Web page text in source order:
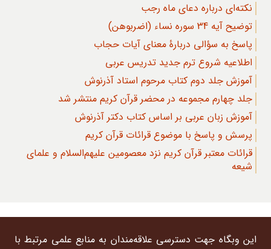
نکته‌ای درباره دعای ماه رجب
توضیح آیه 34 سوره نساء (اضربوهن)
پاسخ به سؤالی دربارۀ معنای آیات حجاب
اطلاعیه شروع ترم جدید تدریس عربی
آموزش جلد دوم کتاب مرحوم استاد آذرنوش
جلد چهارم مجموعه در محضر قرآن کریم منتشر شد
آموزش زبان عربی بر اساس کتاب دکتر آذرنوش
پرسش و پاسخ با موضوع قرائات قرآن کریم
قرائات معتبر قرآن کریم نزد معصومین علیهم‌السلام و علمای
شیعه
این وبگاه جهت دسترسی علاقه‌مندان به منابع علمی مرتبط با